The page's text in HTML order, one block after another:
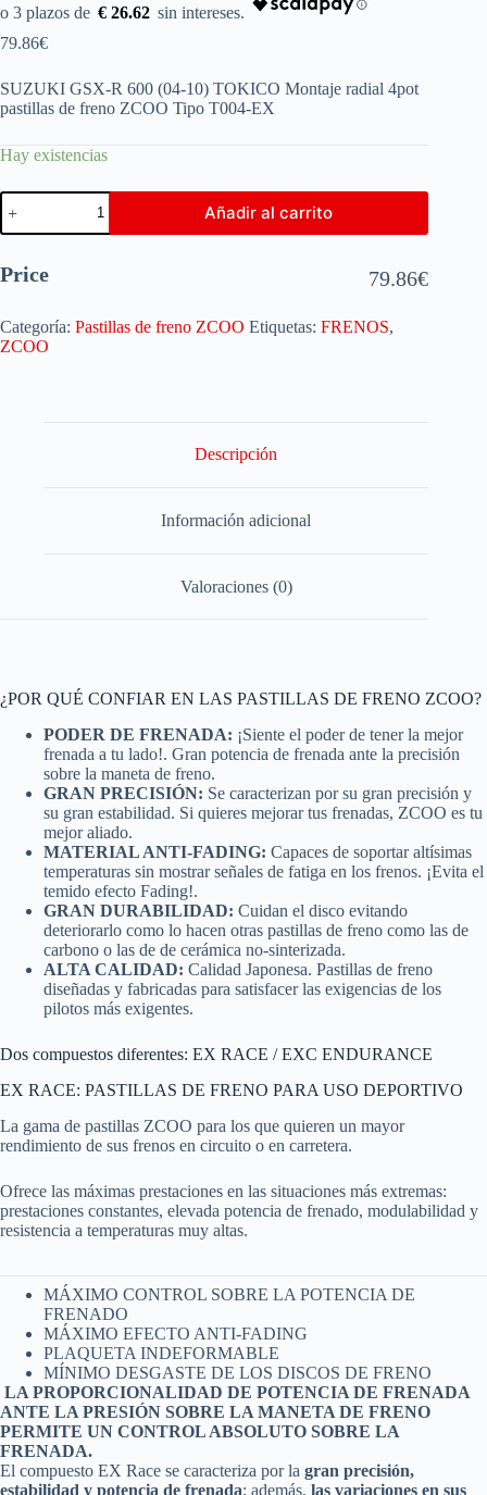
€ 26.62
79.86€
SUZUKI GSX-R 600 (04-10) TOKICO Montaje radial 4pot
pastillas de freno ZCOO Tipo T004-EX
Hay existencias
Añadir al carrito
Price 79.86€
Categoría: Pastillas de freno ZCOO Etiquetas: FRENOS,
ZCOO
Descripción
Información adicional
Valoraciones (0)
¿POR QUÉ CONFIAR EN LAS PASTILLAS DE FRENO ZCOO?
PODER DE FRENADA: ¡Siente el poder de tener la mejor
frenada a tu lado!. Gran potencia de frenada ante la precisión
sobre la maneta de freno.
GRAN PRECISIÓN: Se caracterizan por su gran precisión y
su gran estabilidad. Si quieres mejorar tus frenadas, ZCOO es tu
mejor aliado.
MATERIAL ANTI-FADING: Capaces de soportar altísimas
temperaturas sin mostrar señales de fatiga en los frenos. ¡Evita el
temido efecto Fading!.
GRAN DURABILIDAD: Cuidan el disco evitando
deteriorarlo como lo hacen otras pastillas de freno como las de
carbono o las de de cerámica no-sinterizada.
ALTA CALIDAD: Calidad Japonesa. Pastillas de freno
diseñadas y fabricadas para satisfacer las exigencias de los
pilotos más exigentes.
Dos compuestos diferentes: EX RACE / EXC ENDURANCE
EX RACE: PASTILLAS DE FRENO PARA USO DEPORTIVO
La gama de pastillas ZCOO para los que quieren un mayor
rendimiento de sus frenos en circuito o en carretera.
Ofrece las máximas prestaciones en las situaciones más extremas:
prestaciones constantes, elevada potencia de frenado, modulabilidad y
resistencia a temperaturas muy altas.
MÁXIMO CONTROL SOBRE LA POTENCIA DE
FRENADO
MÁXIMO EFECTO ANTI-FADING
PLAQUETA INDEFORMABLE
MÍNIMO DESGASTE DE LOS DISCOS DE FRENO
LA PROPORCIONALIDAD DE POTENCIA DE FRENADA
ANTE LA PRESIÓN SOBRE LA MANETA DE FRENO
PERMITE UN CONTROL ABSOLUTO SOBRE LA
FRENADA.
El compuesto EX Race se caracteriza por la gran precisión,
estabilidad y potencia de frenada; además, las variaciones en sus